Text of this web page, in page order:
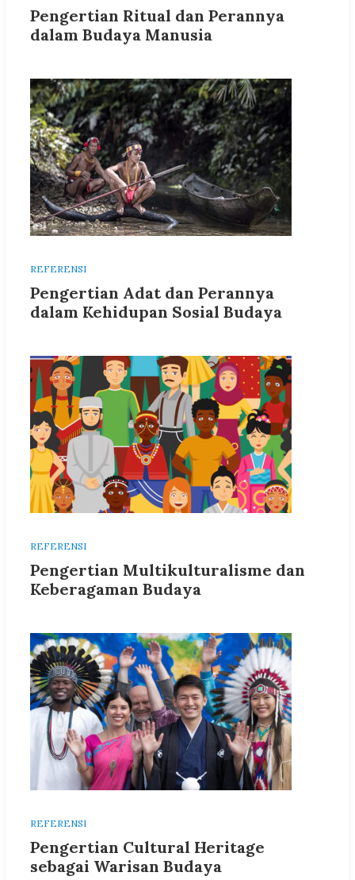
Pengertian Ritual dan Perannya
dalam Budaya Manusia
REFERENSI
Pengertian Adat dan Perannya
dalam Kehidupan Sosial Budaya
REFERENSI
Pengertian Multikulturalisme dan
Keberagaman Budaya
REFERENSI
Pengertian Cultural Heritage
sebagai Warisan Budaya